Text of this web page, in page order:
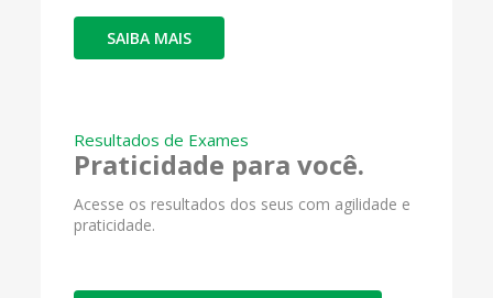
SAIBA MAIS
Resultados de Exames
Praticidade para você.
Acesse os resultados dos seus com agilidade e
praticidade.